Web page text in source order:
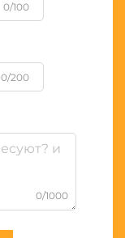
0/100
0/200
0/1000